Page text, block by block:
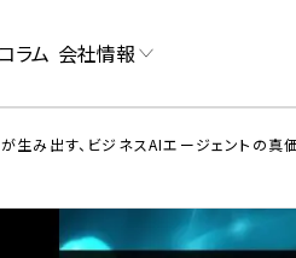
コラム 会社情報
み出す、ビジネスAIエージェントの真